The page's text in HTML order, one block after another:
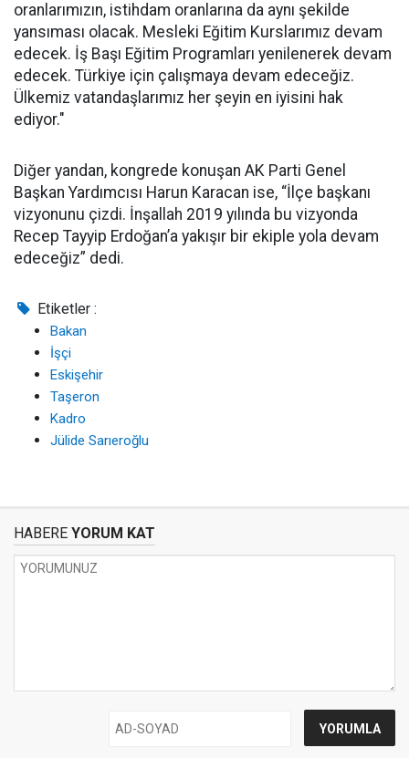
oranlarımızın, istihdam oranlarına da aynı şekilde
yansıması olacak. Mesleki Eğitim Kurslarımız devam
edecek. İş Başı Eğitim Programları yenilenerek devam
edecek. Türkiye için çalışmaya devam edeceğiz.
Ülkemiz vatandaşlarımız her şeyin en iyisini hak
ediyor."
Diğer yandan, kongrede konuşan AK Parti Genel
Başkan Yardımcısı Harun Karacan ise, “İlçe başkanı
vizyonunu çizdi. İnşallah 2019 yılında bu vizyonda
Recep Tayyip Erdoğan’a yakışır bir ekiple yola devam
edeceğiz” dedi.
Etiketler :
Bakan
İşçi
Eskişehir
Taşeron
Kadro
Jülide Sarıeroğlu
HABERE YORUM KAT